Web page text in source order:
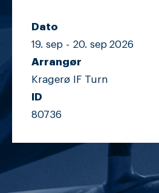
Dato
19. sep - 20. sep 2026
Arrangør
Kragerø IF Turn
ID
80736